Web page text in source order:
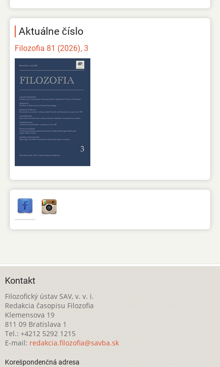
Aktuálne číslo
Filozofia 81 (2026), 3
Kontakt
Filozofický ústav SAV, v. v. i.
Redakcia časopisu Filozofia
Klemensova 19
811 09 Bratislava 1
Tel.: +4212 5292 1215
E-mail: redakcia.filozofia@savba.sk
Korešpondenčná adresa